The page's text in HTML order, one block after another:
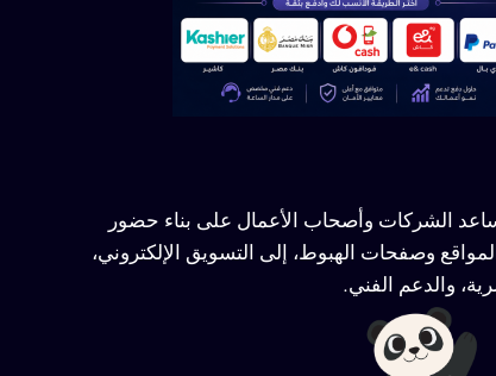
الشركات وأصحاب الأعمال على بناء حضور
وصفحات الهبوط، إلى التسويق الإلكتروني،
والدعم الفني.